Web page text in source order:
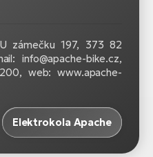
zámečku 197, 373 82
info@apache-bike.cz,
web: www.apache-
Elektrokola Apache